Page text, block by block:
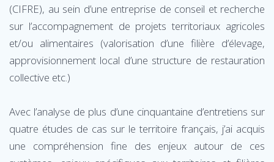
(CIFRE), au sein d’une entreprise de conseil et recherche
sur l’accompagnement de projets territoriaux agricoles
et/ou alimentaires (valorisation d’une filière d’élevage,
approvisionnement local d’une structure de restauration
collective etc.)
Avec l’analyse de plus d’une cinquantaine d’entretiens sur
quatre études de cas sur le territoire français, j’ai acquis
une compréhension fine des enjeux autour de ces